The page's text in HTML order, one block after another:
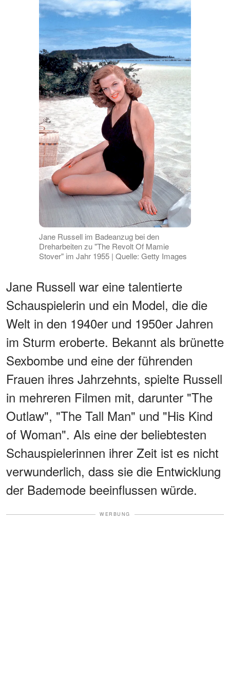
Jane Russell im Badeanzug bei den
Dreharbeiten zu "The Revolt Of Mamie
Stover" im Jahr 1955 | Quelle: Getty Images
Jane Russell war eine talentierte
Schauspielerin und ein Model, die die
Welt in den 1940er und 1950er Jahren
im Sturm eroberte. Bekannt als brünette
Sexbombe und eine der führenden
Frauen ihres Jahrzehnts, spielte Russell
in mehreren Filmen mit, darunter "The
Outlaw", "The Tall Man" und "His Kind
of Woman". Als eine der beliebtesten
Schauspielerinnen ihrer Zeit ist es nicht
verwunderlich, dass sie die Entwicklung
der Bademode beeinflussen würde.
WERBUNG